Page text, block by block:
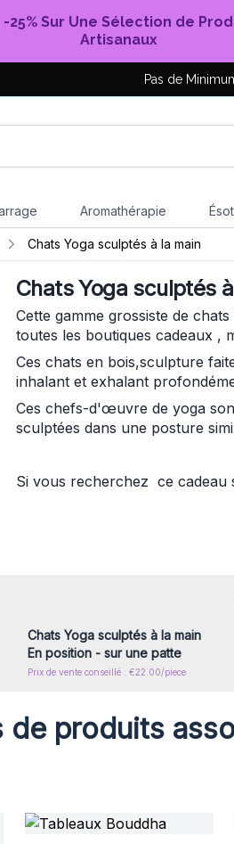
-25% Sur Une Sélection de
Artisanaux
Pas de
Aromathérapie
Chats Yoga sculptés à la main
Chats Yoga sculptés
Cette gamme grossiste de
toutes les boutiques cadeaux ,
Ces chats en bois,sculpture
inhalant et exhalant
Ces chefs-d'œuvre de yoga
sculptées dans une posture
Si vous recherchez ce cadeau
Chats Yoga sculptés à la main
En position - sur une patte
Prix de vente conseillé : €22.00/piece
de produits